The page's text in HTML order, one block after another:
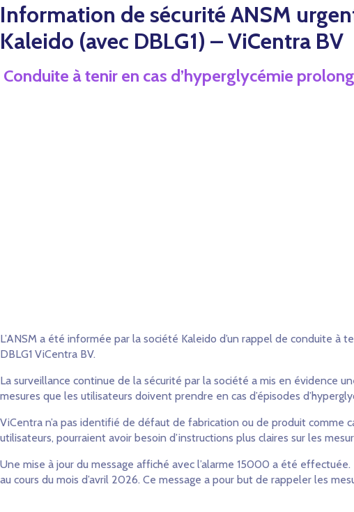
Information de sécurité ANSM
Kaleido (avec DBLG1) – ViCentra BV
Conduite à tenir en cas d’hyperglycémie
L’ANSM a été informée par la société Kaleido d’un rappel de conduite
DBLG1 ViCentra BV.
La surveillance continue de la sécurité par la société a mis en évidence
mesures que les utilisateurs doivent prendre en cas d’épisodes
ViCentra n’a pas identifié de défaut de fabrication ou de produit comme
utilisateurs, pourraient avoir besoin d’instructions plus claires sur les
Une mise à jour du message affiché avec l’alarme 15000 a été
au cours du mois d’avril 2026. Ce message a pour but de rappeler les